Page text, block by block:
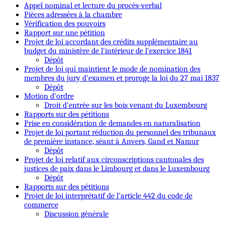
Appel nominal et lecture du procès-verbal
Pièces adressées à la chambre
Vérification des pouvoirs
Rapport sur une pétition
Projet de loi accordant des crédits supplémentaire au
budget du ministère de l'intérieur de l'exercice 1841
Dépôt
Projet de loi qui maintient le mode de nomination des
membres du jury d'examen et proroge la loi du 27 mai 1837
Dépôt
Motion d'ordre
Droit d'entrée sur les bois venant du Luxembourg
Rapports sur des pétitions
Prise en considération de demandes en naturalisation
Projet de loi portant réduction du personnel des tribunaux
de première instance, séant à Anvers, Gand et Namur
Dépôt
Projet de loi relatif aux circonscriptions cantonales des
justices de paix dans le Limbourg et dans le Luxembourg
Dépôt
Rapports sur des pétitions
Projet de loi interprétatif de l'article 442 du code de
commerce
Discussion générale